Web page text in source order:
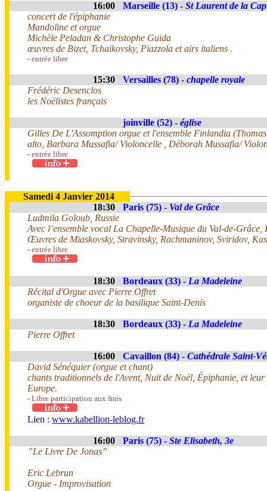
16:00 Marseille (13) - St Laurent de la
concert de l'épiphanie
Mandoline et orgue
Michèle Peladan & Christophe Guida
œuvres de Bizet, Tchaikovsky, Piazzola et airs italiens .
- entrée libre
15:30 Versailles (78) - chapelle royale
Frédéric Desenclos
les Noëlistes français
joinville (52) - église
Gilles De L'Assomption orgue et l'ensemble Finlandia
alto, Barbara Mussafia/ Violoncelle , Déborah Mussafia/
- entrée libre
Samedi 4 Janvier 2014
18:30
Paris (75) - Val de Grâce
Ludmila Goloub, Russie
Avec l’ensemble vocal La Chapelle-Musique du Val-de-Grâce,
Œuvres de Miaskovsky, Stravinsky, Rachmaninov, Sviridov,
- entrée libre
18:30 Bordeaux (33) - La Madeleine
Récital d'Orgue avec Pierre Offret
organiste de choeur de la basilique Saint-Denis
18:30 Bordeaux (33) - La Madeleine
Pierre Offret
16:00 Cavaillon (84) - Cathédrale Saint-
David Sénéquier (orgue et chant)
chants traditionnels de l'Avent, Nuit de Noël, Épiphanie, et
Europe.
- Libre participation aux frais
Lien : www.kabellion-leblog.fr
16:00 Paris (75) - Ste Elisabeth, 3e
”Le Livre De Jonas”
Eric Lebrun
Orgue - Improvisation